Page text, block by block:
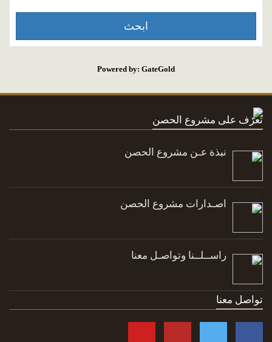
Powered by: GateGold
تعرّف على مشروع الحصن
نبذة عـن مشروع الحصن
اصـدارات مشروع الحصن
راســلــنا وتواصـل معنا
تواصل معنا